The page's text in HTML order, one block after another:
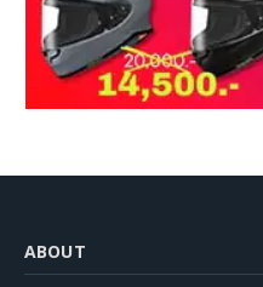
ABOUT